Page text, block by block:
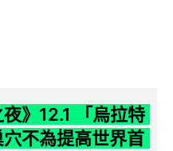
》12.1 「烏拉特
不為提高世界首